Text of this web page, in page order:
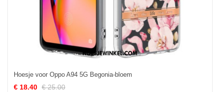
Hoesje voor Oppo A94 5G Begonia-bloem
€ 18.40 € 25.00